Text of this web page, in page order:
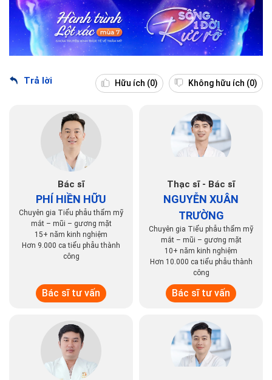
Trả lời Hữu ích (0) Không hữu ích (0)
Bác sĩ
PHÍ HIỀN HỮU
Chuyên gia Tiểu phẫu thẩm mỹ
mắt – mũi – gương mặt
15+ năm kinh nghiệm
Hơn 9.000 ca tiểu phẫu thành
công
Bác sĩ tư vấn
Thạc sĩ - Bác sĩ
NGUYỄN XUÂN
TRƯỜNG
Chuyên gia Tiểu phẫu thẩm mỹ
mắt – mũi – gương mặt
10+ năm kinh nghiệm
Hơn 10.000 ca tiểu phẫu thành
công
Bác sĩ tư vấn